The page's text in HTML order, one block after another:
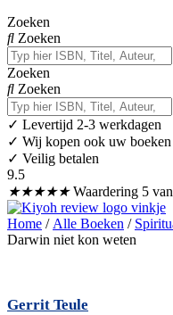
Zoeken
Zoeken
Zoeken
Zoeken
✓ Levertijd 2-3 werkdagen
✓ Wij kopen ook uw
✓ Veilig betalen
9.5
★★★★★ Waardering 5
Home / Alle Boeken /
Darwin niet kon weten
Gerrit Teule